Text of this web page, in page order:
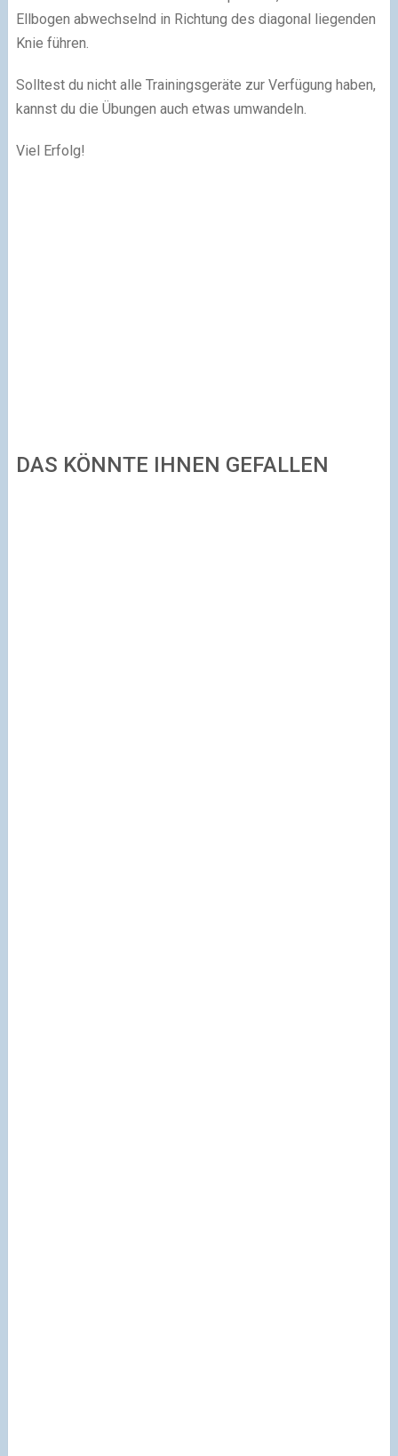
Ellbogen abwechselnd in Richtung des diagonal liegenden
Knie führen.
Solltest du nicht alle Trainingsgeräte zur Verfügung haben,
kannst du die Übungen auch etwas umwandeln.
Viel Erfolg!
DAS KÖNNTE IHNEN GEFALLEN